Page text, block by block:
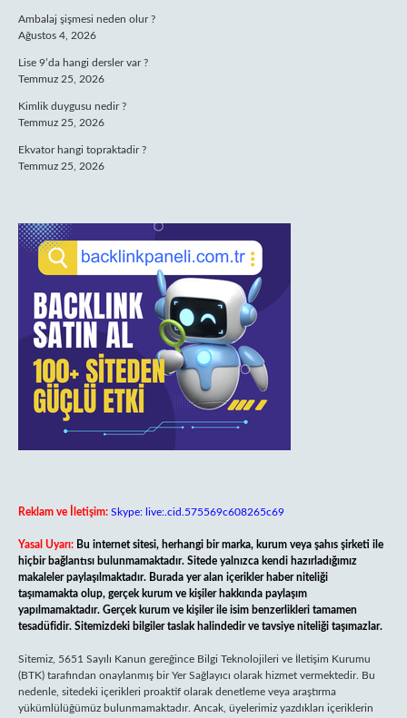
Ambalaj şişmesi neden olur ?
Ağustos 4, 2026
Lise 9’da hangi dersler var ?
Temmuz 25, 2026
Kimlik duygusu nedir ?
Temmuz 25, 2026
Ekvator hangi topraktadir ?
Temmuz 25, 2026
Reklam ve İletişim: Skype: live:.cid.575569c608265c69
Yasal Uyarı: Bu internet sitesi, herhangi bir marka, kurum veya şahıs şirketi ile
hiçbir bağlantısı bulunmamaktadır. Sitede yalnızca kendi hazırladığımız
makaleler paylaşılmaktadır. Burada yer alan içerikler haber niteliği
taşımamakta olup, gerçek kurum ve kişiler hakkında paylaşım
yapılmamaktadır. Gerçek kurum ve kişiler ile isim benzerlikleri tamamen
tesadüfidir. Sitemizdeki bilgiler taslak halindedir ve tavsiye niteliği taşımazlar.
Sitemiz, 5651 Sayılı Kanun gereğince Bilgi Teknolojileri ve İletişim Kurumu
(BTK) tarafından onaylanmış bir Yer Sağlayıcı olarak hizmet vermektedir. Bu
nedenle, sitedeki içerikleri proaktif olarak denetleme veya araştırma
yükümlülüğümüz bulunmamaktadır. Ancak, üyelerimiz yazdıkları içeriklerin